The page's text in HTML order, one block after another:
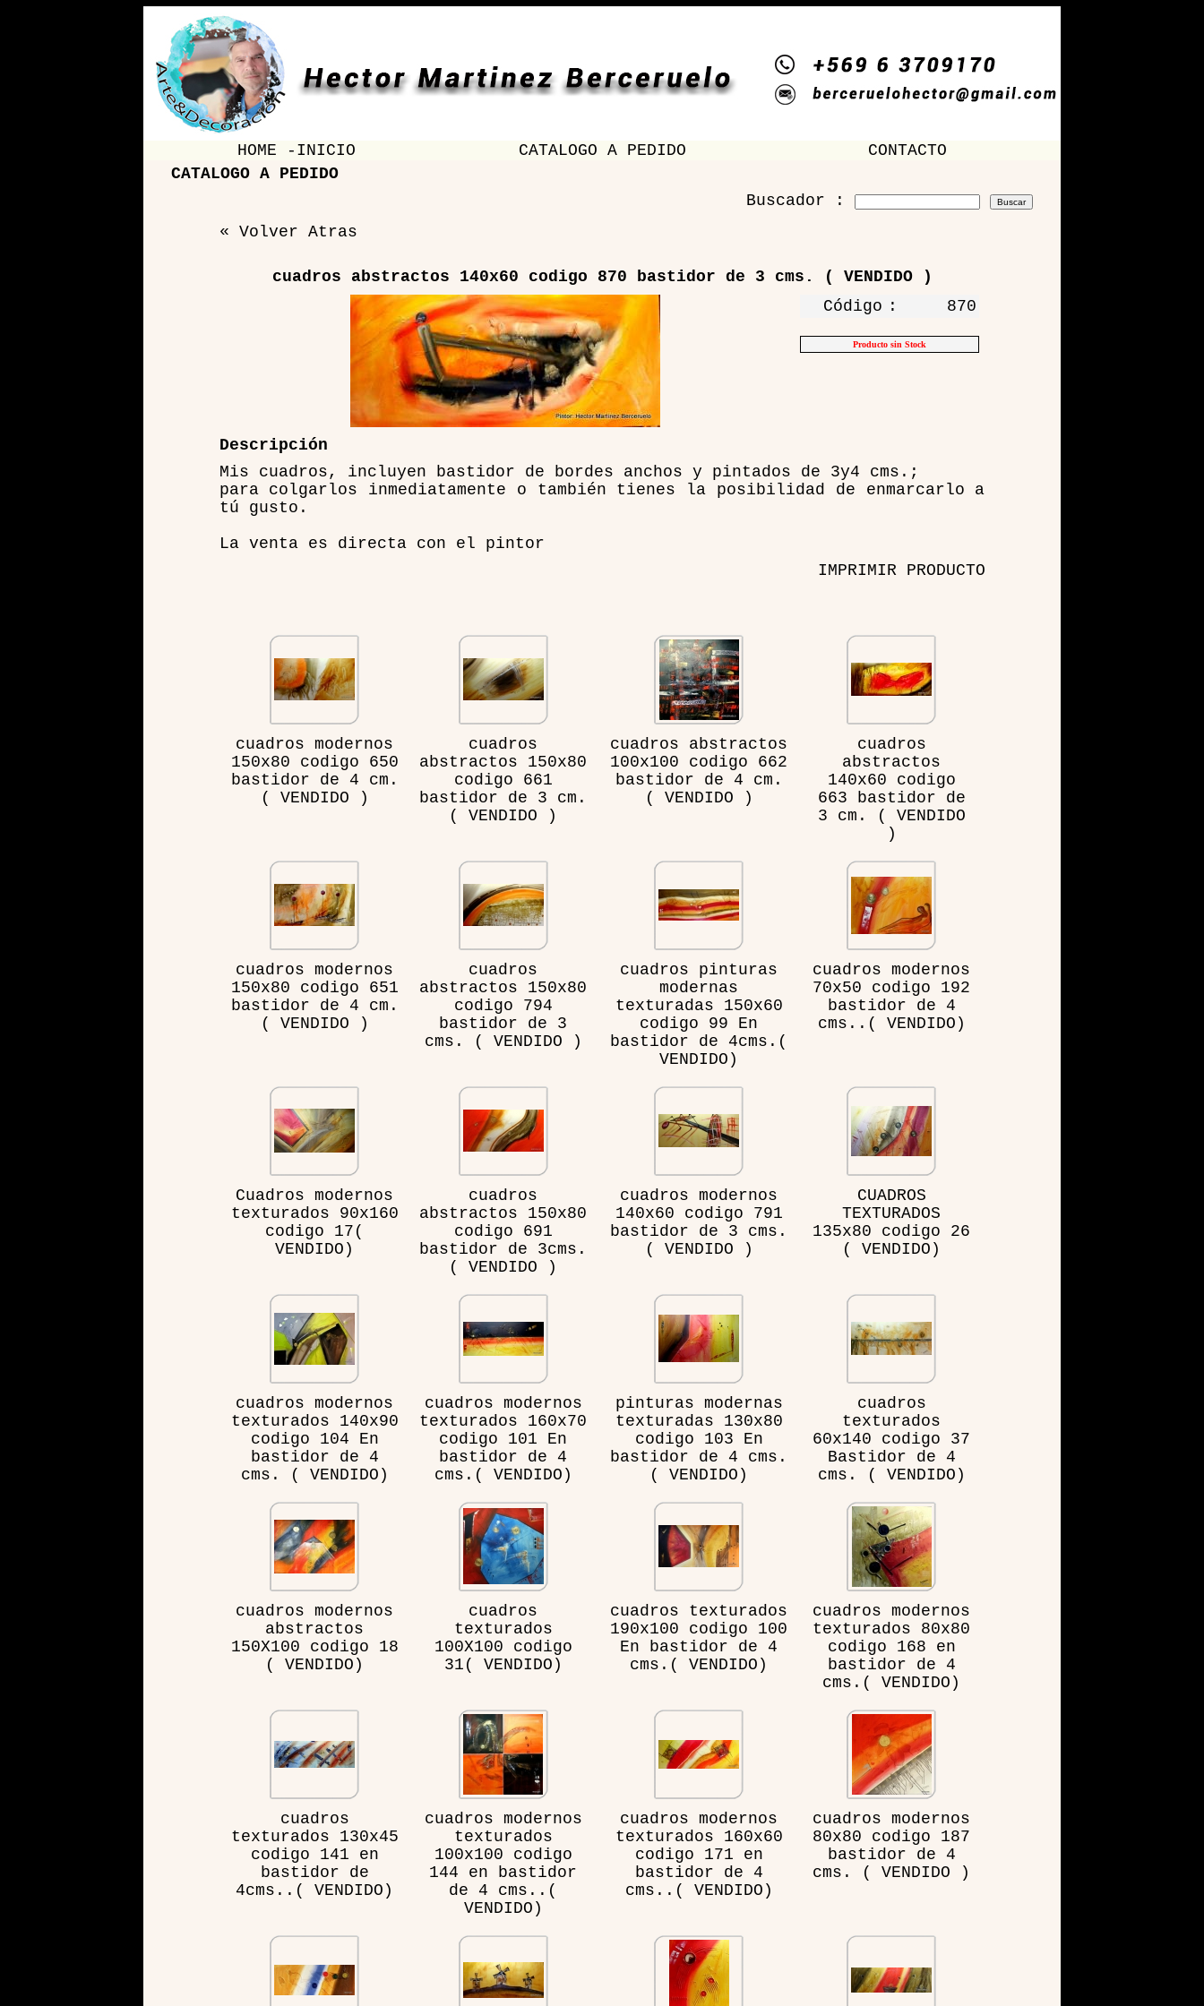
HOME -INICIO CATALOGO A PEDIDO
CONTACTO
CATALOGO A PEDIDO
Buscador :
« Volver Atras
cuadros abstractos 140x60 codigo 870 bastidor de 3 cms. ( VENDIDO )
Código : 870
Producto sin Stock
Descripción
Mis cuadros, incluyen bastidor de bordes anchos y pintados de 3y4 cms.;
para colgarlos inmediatamente o también tienes la posibilidad de enmarcarlo a
tú gusto.
La venta es directa con el pintor
IMPRIMIR PRODUCTO
cuadros modernos
150x80 codigo 650
bastidor de 4 cm.
( VENDIDO )
cuadros
abstractos 150x80
codigo 661
bastidor de 3 cm.
( VENDIDO )
cuadros abstractos
100x100 codigo 662
bastidor de 4 cm.
( VENDIDO )
cuadros
abstractos
140x60 codigo
663 bastidor de
3 cm. ( VENDIDO
)
cuadros modernos
150x80 codigo 651
bastidor de 4 cm.
( VENDIDO )
cuadros
abstractos 150x80
codigo 794
bastidor de 3
cms. ( VENDIDO )
cuadros pinturas
modernas
texturadas 150x60
codigo 99 En
bastidor de 4cms.(
VENDIDO)
cuadros modernos
70x50 codigo 192
bastidor de 4
cms..( VENDIDO)
Cuadros modernos
texturados 90x160
codigo 17(
VENDIDO)
cuadros
abstractos 150x80
codigo 691
bastidor de 3cms.
( VENDIDO )
cuadros modernos
140x60 codigo 791
bastidor de 3 cms.
( VENDIDO )
CUADROS
TEXTURADOS
135x80 codigo 26
( VENDIDO)
cuadros modernos
texturados 140x90
codigo 104 En
bastidor de 4
cms. ( VENDIDO)
cuadros modernos
texturados 160x70
codigo 101 En
bastidor de 4
cms.( VENDIDO)
pinturas modernas
texturadas 130x80
codigo 103 En
bastidor de 4 cms.
( VENDIDO)
cuadros
texturados
60x140 codigo 37
Bastidor de 4
cms. ( VENDIDO)
cuadros modernos
abstractos
150X100 codigo 18
( VENDIDO)
cuadros
texturados
100X100 codigo
31( VENDIDO)
cuadros texturados
190x100 codigo 100
En bastidor de 4
cms.( VENDIDO)
cuadros modernos
texturados 80x80
codigo 168 en
bastidor de 4
cms.( VENDIDO)
cuadros
texturados 130x45
codigo 141 en
bastidor de
4cms..( VENDIDO)
cuadros modernos
texturados
100x100 codigo
144 en bastidor
de 4 cms..(
VENDIDO)
cuadros modernos
texturados 160x60
codigo 171 en
bastidor de 4
cms..( VENDIDO)
cuadros modernos
80x80 codigo 187
bastidor de 4
cms. ( VENDIDO )